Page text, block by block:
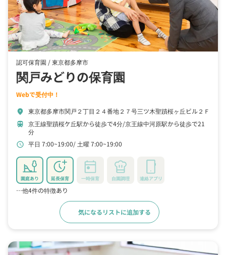
認可保育園 /東京都多摩市
関戸みどりの保育園
Webで受付中！
location_on 東京都多摩市関戸２丁目２４番地２７号三ツ木聖蹟桜ヶ丘ビル２Ｆ
train 京王線聖蹟桜ケ丘駅から徒歩で4分 京王線中河原駅から徒歩で21
分
schedule 平日 7:00~19:00 土曜 7:00~19:00
園庭あり 延長保育 一時保育 自園調理 連絡アプリ
…他4件の特徴あり
気になるリストに追加する